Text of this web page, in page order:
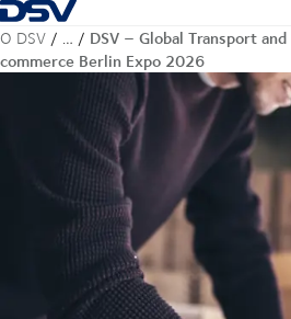
Cofnij do strony głównej
O DSV …
DSV – Global Transport
commerce Berlin Expo 2026